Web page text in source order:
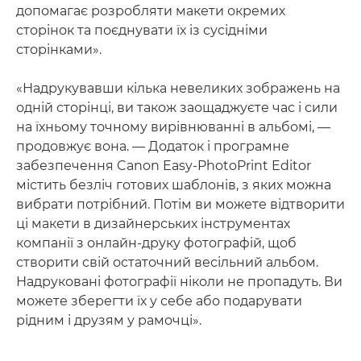
допомагає розробляти макети окремих
сторінок та поєднувати їх із сусідніми
сторінками».
«Надрукувавши кілька невеликих зображень на
одній сторінці, ви також заощаджуєте час і сили
на їхньому точному вирівнюванні в альбомі, —
продовжує вона. — Додаток і програмне
забезпечення Canon Easy-PhotoPrint Editor
містить безліч готових шаблонів, з яких можна
вибрати потрібний. Потім ви можете відтворити
ці макети в дизайнерських інструментах
компанії з онлайн-друку фотографій, щоб
створити свій остаточний весільний альбом.
Надруковані фотографії ніколи не пропадуть. Ви
можете зберегти їх у себе або подарувати
рідним і друзям у рамочці».